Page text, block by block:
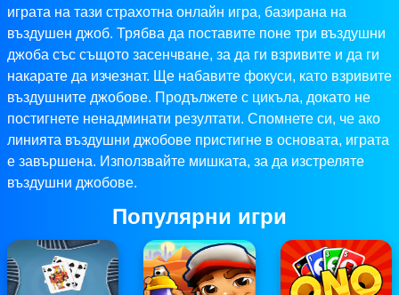
играта на тази страхотна онлайн игра, базирана на
въздушен джоб. Трябва да поставите поне три въздушни
джоба със същото засенчване, за да ги взривите и да ги
накарате да изчезнат. Ще набавите фокуси, като взривите
въздушните джобове. Продължете с цикъла, докато не
постигнете ненадминати резултати. Спомнете си, че ако
линията въздушни джобове пристигне в основата, играта
е завършена. Използвайте мишката, за да изстреляте
въздушни джобове.
Популярни игри